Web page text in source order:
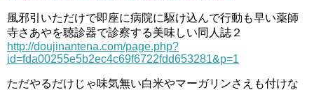
風邪引いただけで即座に病院に駆け込んで行動も早い薬師
寺さあやを聴診器で診察する美味しい同人誌２
http://doujinantena.com/page.php?
id=fda00255e5b2ec4c69f6722fdd653281&p=1
ただやるだけじゃ味気無い白米やマーガリンさえも付けな